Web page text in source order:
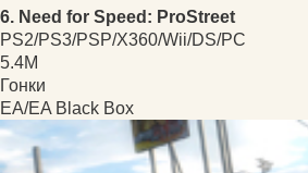
6. Need for Speed: ProStreet
PS2/PS3/PSP/X360/Wii/DS/PC
5.4M
Гонки
EA/EA Black Box